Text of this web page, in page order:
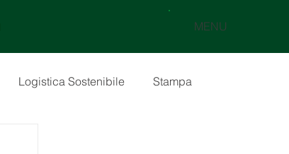
MENU
Logistica Sostenibile Stampa